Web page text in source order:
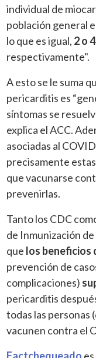
individual de
población general
lo que es igual, 2 o
respectivamente".
A esto se le suma
pericarditis es
síntomas se
explica el ACC.
asociadas al
precisamente
que vacunarse
prevenirlas.
Tanto los CDC
de Inmunización
que los beneficios
prevención de
complicaciones)
pericarditis
todas las personas
vacunen contra el
Factchequeado